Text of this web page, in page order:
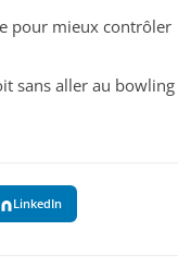
pour mieux contrôler
sans aller au bowling
LinkedIn